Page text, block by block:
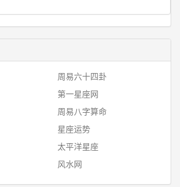
周易六十四卦
第一星座网
周易八字算命
星座运势
太平洋星座
风水网